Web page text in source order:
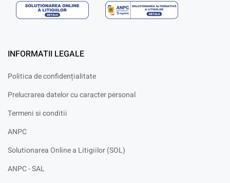
INFORMATII LEGALE
Politica de confidențialitate
Prelucrarea datelor cu caracter personal
Termeni si conditii
ANPC
Solutionarea Online a Litigiilor (SOL)
ANPC - SAL